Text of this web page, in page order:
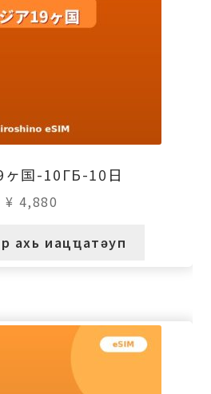
ヶ国-10ГБ-10日
¥ 4,880
ахь иацҵатәуп